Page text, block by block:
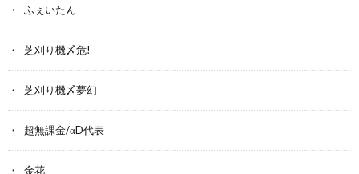
ふぇいたん
芝刈り機〆危!
芝刈り機〆夢幻
超無課金/αD代表
金花